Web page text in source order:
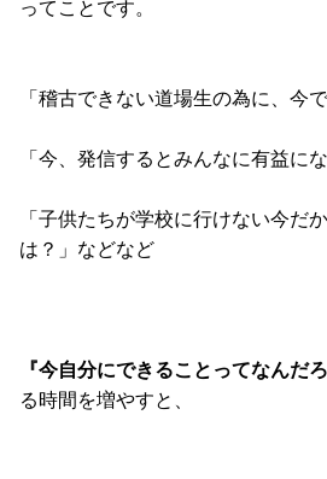
ってことです。
「稽古できない道場生の為に、今
「今、発信するとみんなに有益に
「子供たちが学校に行けない今だ
は？」などなど
『今自分にできることってなんだろ
る時間を増やすと、